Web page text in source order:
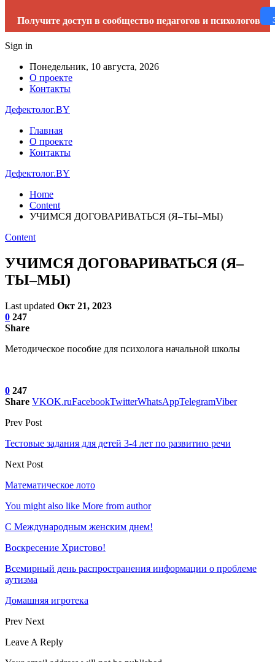
Получите доступ в сообщество педагогов и психологов
Sign in
Понедельник, 10 августа, 2026
О проекте
Контакты
Дефектолог.BY
Главная
О проекте
Контакты
Дефектолог.BY
Home
Content
УЧИМСЯ ДОГОВАРИВАТЬСЯ (Я–ТЫ–МЫ)
Content
УЧИМСЯ ДОГОВАРИВАТЬСЯ (Я–
ТЫ–МЫ)
Last updated Окт 21, 2023
0 247
Share
Методическое пособие для психолога начальной школы
0 247
Share VKOK.ruFacebookTwitterWhatsAppTelegramViber
Prev Post
Тестовые задания для детей 3-4 лет по развитию речи
Next Post
Математическое лото
You might also like More from author
С Международным женским днем!
Воскресение Xристово!
Всемирный день распространения информации о проблеме
аутизма
Домашняя игротека
Prev Next
Leave A Reply